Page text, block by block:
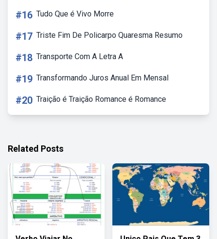
#16 Tudo Que é Vivo Morre
#17 Triste Fim De Policarpo Quaresma Resumo
#18 Transporte Com A Letra A
#19 Transformando Juros Anual Em Mensal
#20 Traição é Traição Romance é Romance
Related Posts